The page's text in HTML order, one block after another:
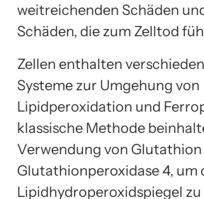
weitreichenden Schäden
Schäden, die zum Zelltod
Zellen enthalten
Systeme zur Umgehung von
Lipidperoxidation und
klassische Methode
Verwendung von
Glutathionperoxidase 4, um
Lipidhydroperoxidspiegel zu